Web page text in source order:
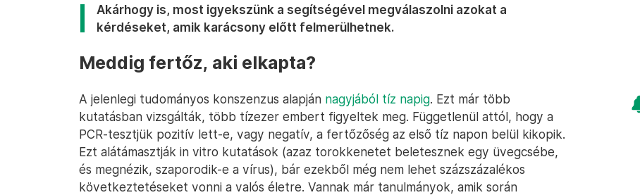
Akárhogy is, most igyekszünk a segítségével megválaszolni azokat a
kérdéseket, amik karácsony előtt felmerülhetnek.
Meddig fertőz, aki elkapta?
A jelenlegi tudományos konszenzus alapján nagyjából tíz napig. Ezt már több
kutatásban vizsgálták, több tízezer embert figyeltek meg. Függetlenül attól, hogy a
PCR-tesztjük pozitív lett-e, vagy negatív, a fertőzőség az első tíz napon belül kikopik.
Ezt alátámasztják in vitro kutatások (azaz torokkenetet beletesznek egy üvegcsébe,
és megnézik, szaporodik-e a vírus), bár ezekből még nem lehet százszázalékos
következtetéseket vonni a valós életre. Vannak már tanulmányok, amik során